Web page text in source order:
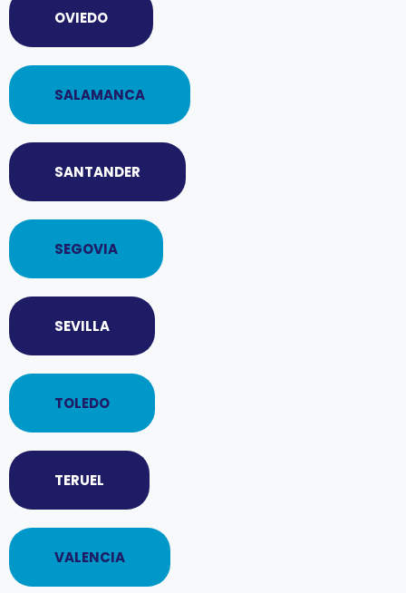
OVIEDO
SALAMANCA
SANTANDER
SEGOVIA
SEVILLA
TOLEDO
TERUEL
VALENCIA